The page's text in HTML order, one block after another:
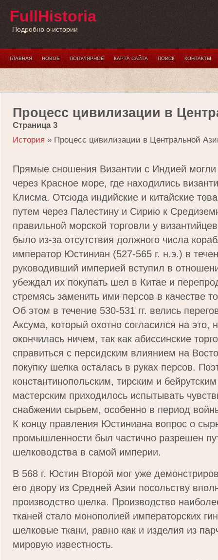
FullHistoria
Подробно о истории
ГЛАВНАЯ НОВОЕ ПОПУЛЯРНОЕ КАРТА САЙТА ПОИСК КОНТАКТЫ
Процесс цивилизации в
Страница 3
История » Процесс цивилизации в Центральной
Прямые сношения Византии с Индией могли
через Красное море, где находились
Клисма. Отсюда индийские и китайские
путем через Палестину и Сирию к
правильной морской торговли у
было из-за отсутствия должного числа
император Юстиниан (527-565 г. н.э.) в
руководивший империей вступил в
убеждал их покупать шел в Китае и
стремясь заменить ими персов в качестве
Об этом в течение 530-531 гг. велись
Аксума, который охотно согласился на это,
окончилась ничем, так как абиссинские
справиться с персидским влиянием на
покупку шелка осталась в руках персов.
константинопольским, тирским и
мастерским приходилось испытывать
снабжении сырьем, особенно в период
К концу правления Юстиниана вопрос о
промышленности был частично разрешен
шелководства в самой империи.
В 568 г. Юстин Второй мог уже
его двору из Средней Азии посольству
производство шелка. Производство
тканей стало монополией императорских
шелковые ткани, равно как и изделия из
мировую известность.